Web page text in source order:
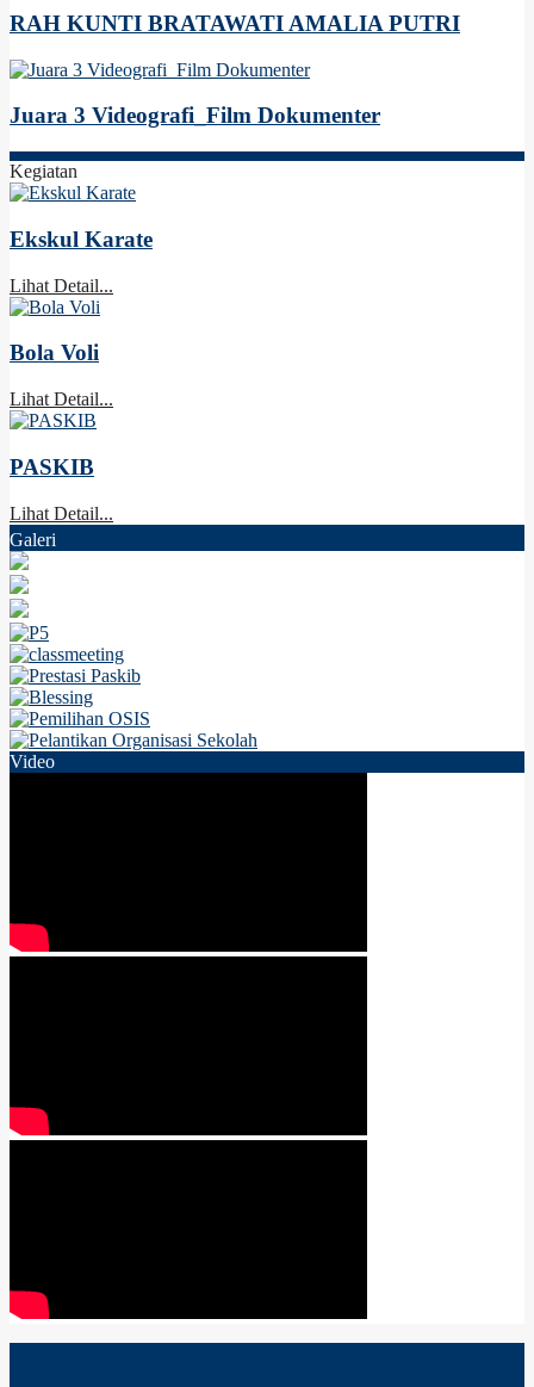
RAH KUNTI BRATAWATI AMALIA PUTRI
Juara 3 Videografi_Film Dokumenter
Kegiatan
Ekskul Karate
Lihat Detail...
Bola Voli
Lihat Detail...
PASKIB
Lihat Detail...
Galeri
Video